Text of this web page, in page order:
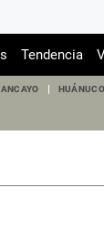
Tendencia
HUÁNUCO